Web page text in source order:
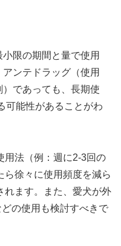
限の期間と量で使用
ンテドラッグ（使用
であっても、長期使
可能性があることがわ
用法（例：週に2-3回の
ら徐々に使用頻度を減ら
れます。また、愛犬が外
の使用も検討すべきで